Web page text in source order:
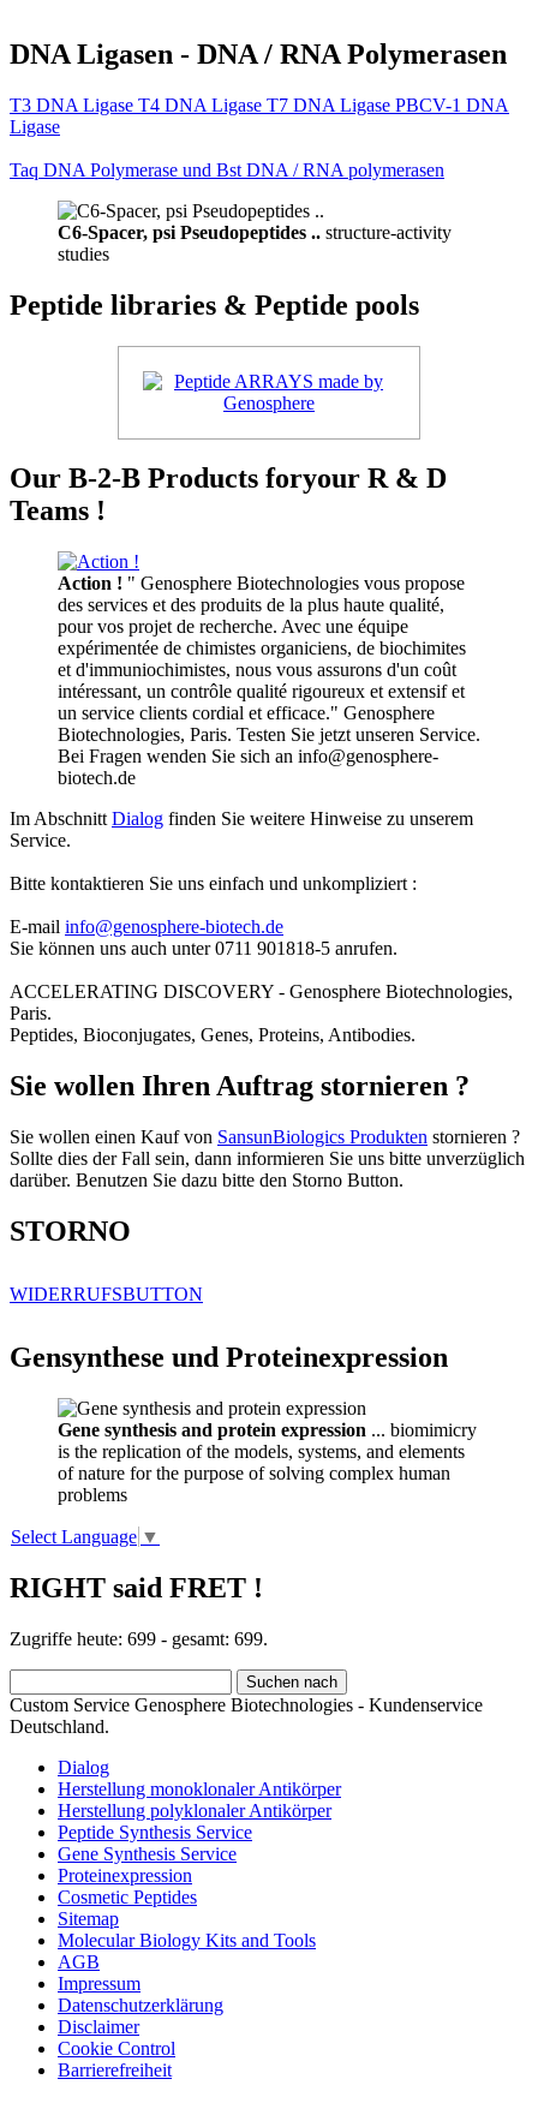
DNA Ligasen - DNA / RNA Polymerasen
T3 DNA Ligase T4 DNA Ligase T7 DNA Ligase PBCV-1 DNA
Ligase
Taq DNA Polymerase und Bst DNA / RNA polymerasen
C6-Spacer, psi Pseudopeptides .. structure-activity
studies
Peptide libraries & Peptide pools
Our B-2-B Products foryour R & D
Teams !
Action ! " Genosphere Biotechnologies vous propose
des services et des produits de la plus haute qualité,
pour vos projet de recherche. Avec une équipe
expérimentée de chimistes organiciens, de biochimites
et d'immuniochimistes, nous vous assurons d'un coût
intéressant, un contrôle qualité rigoureux et extensif et
un service clients cordial et efficace." Genosphere
Biotechnologies, Paris. Testen Sie jetzt unseren Service.
Bei Fragen wenden Sie sich an info@genosphere-
biotech.de
Im Abschnitt Dialog finden Sie weitere Hinweise zu unserem
Service.
Bitte kontaktieren Sie uns einfach und unkompliziert :
E-mail info@genosphere-biotech.de
Sie können uns auch unter 0711 901818-5 anrufen.
ACCELERATING DISCOVERY - Genosphere Biotechnologies,
Paris.
Peptides, Bioconjugates, Genes, Proteins, Antibodies.
Sie wollen Ihren Auftrag stornieren ?
Sie wollen einen Kauf von SansunBiologics Produkten stornieren ?
Sollte dies der Fall sein, dann informieren Sie uns bitte unverzüglich
darüber. Benutzen Sie dazu bitte den Storno Button.
STORNO
WIDERRUFSBUTTON
Gensynthese und Proteinexpression
Gene synthesis and protein expression ... biomimicry
is the replication of the models, systems, and elements
of nature for the purpose of solving complex human
problems
Select Language ▼
RIGHT said FRET !
Zugriffe heute: 699 - gesamt: 699.
Custom Service Genosphere Biotechnologies - Kundenservice
Deutschland.
Dialog
Herstellung monoklonaler Antikörper
Herstellung polyklonaler Antikörper
Peptide Synthesis Service
Gene Synthesis Service
Proteinexpression
Cosmetic Peptides
Sitemap
Molecular Biology Kits and Tools
AGB
Impressum
Datenschutzerklärung
Disclaimer
Cookie Control
Barrierefreiheit